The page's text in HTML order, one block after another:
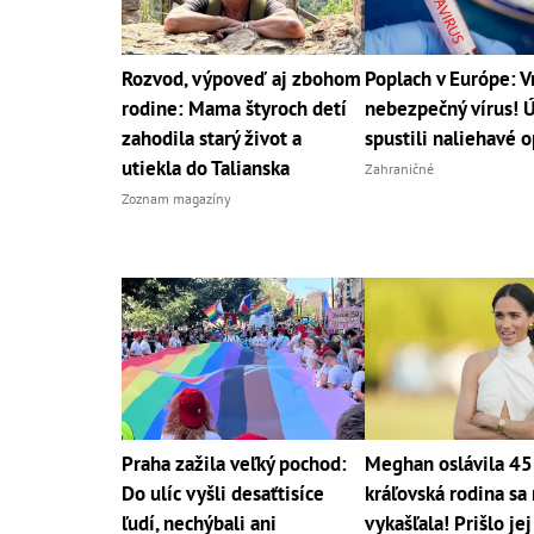
Rozvod, výpoveď aj zbohom
rodine: Mama štyroch detí
zahodila starý život a
utiekla do Talianska
Zoznam magazíny
Poplach v Európe:
nebezpečný vírus!
spustili naliehavé
Zahraničné
Praha zažila veľký pochod:
Do ulíc vyšli desaťtisíce
ľudí, nechýbali ani
Meghan oslávila
kráľovská rodina sa
vykašľala! Prišlo